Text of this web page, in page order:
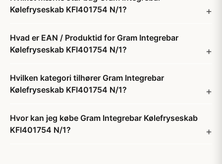
Kølefryseskab KFI401754 N/1?
Hvad er EAN / Produktid for Gram Integrebar
Kølefryseskab KFI401754 N/1?
Hvilken kategori tilhører Gram Integrebar
Kølefryseskab KFI401754 N/1?
Hvor kan jeg købe Gram Integrebar Kølefryseskab
KFI401754 N/1?